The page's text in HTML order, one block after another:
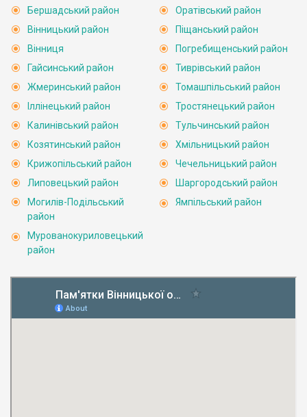
Бершадський район
Вінницький район
Вінниця
Гайсинський район
Жмеринський район
Іллінецький район
Калинівський район
Козятинський район
Крижопільський район
Липовецький район
Могилів-Подільський
район
Мурованокуриловецький
район
Оратівський район
Піщанський район
Погребищенський район
Тиврівський район
Томашпільський район
Тростянецький район
Тульчинський район
Хмільницький район
Чечельницький район
Шаргородський район
Ямпільський район